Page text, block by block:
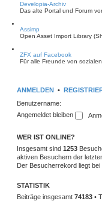
a
Developia-Archiv
Das alte Portal und Forum
Assimp
Open Asset Import Library
ZFX auf Facebook
Für alle Freunde von sozialen
ANMELDEN •
Benutzername:
Angemeldet bleiben
WER IST ONLINE?
Insgesamt sind 1253
aktiven Besuchern der
Der Besucherrekord liegt bei
STATISTIK
Beiträge insgesamt 74183 •